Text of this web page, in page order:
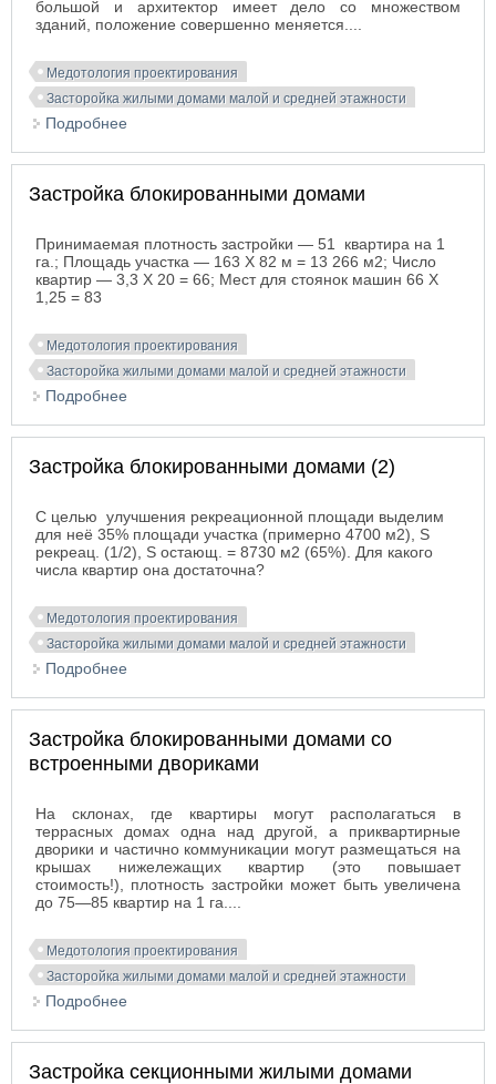
большой и архитектор имеет дело со множеством
зданий, положение совершенно меняется....
Медотология проектирования
Засторойка жилыми домами малой и средней этажности
Подробнее
Застройка блокированными домами
Принимаемая плотность застройки — 51 квартира на 1
га.; Площадь участка — 163 X 82 м = 13 266 м2; Число
квартир — 3,3 X 20 = 66; Мест для стоянок машин 66 X
1,25 = 83
Медотология проектирования
Засторойка жилыми домами малой и средней этажности
Подробнее
Застройка блокированными домами (2)
С целью улучшения рекреационной площади выделим
для неё 35% площади участка (примерно 4700 м2), S
рекреац. (1/2), S остающ. = 8730 м2 (65%). Для какого
числа квартир она достаточна?
Медотология проектирования
Засторойка жилыми домами малой и средней этажности
Подробнее
Застройка блокированными домами со
встроенными двориками
На склонах, где квартиры могут располагаться в
террасных домах одна над другой, а приквартирные
дворики и частично коммуникации могут размещаться на
крышах нижележащих квартир (это повышает
стоимость!), плотность застройки может быть увеличена
до 75—85 квартир на 1 га....
Медотология проектирования
Засторойка жилыми домами малой и средней этажности
Подробнее
Застройка секционными жилыми домами